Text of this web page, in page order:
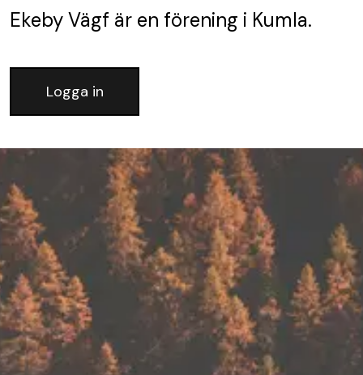
Ekeby Vägf är en förening i Kumla.
Logga in